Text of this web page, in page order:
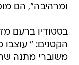
ומרהיבה", הם
בסטודיו ברעם
הקטנים: "
משוברי מתנה